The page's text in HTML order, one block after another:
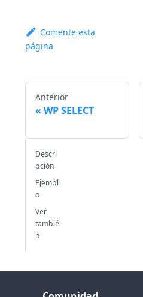
Comente esta
página
Anterior
WP SELECT
Descri
pción
Ejempl
o
Ver
tambié
n